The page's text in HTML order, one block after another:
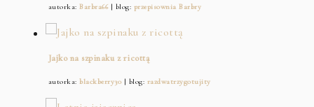
autorka:Barbra66| blog: przepisownia Barbry
Jajko na szpinaku z ricottą
autorka:blackberry30| blog: razdwatrzygotujity